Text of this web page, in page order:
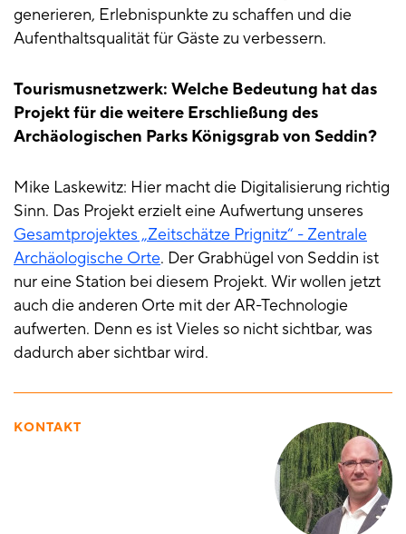
generieren, Erlebnispunkte zu schaffen und die
Aufenthaltsqualität für Gäste zu verbessern.
Tourismusnetzwerk: Welche Bedeutung hat das
Projekt für die weitere Erschließung des
Archäologischen Parks Königsgrab von Seddin?
Mike Laskewitz: Hier macht die Digitalisierung richtig
Sinn. Das Projekt erzielt eine Aufwertung unseres
Gesamtprojektes „Zeitschätze Prignitz“ - Zentrale
Archäologische Orte. Der Grabhügel von Seddin ist
nur eine Station bei diesem Projekt. Wir wollen jetzt
auch die anderen Orte mit der AR-Technologie
aufwerten. Denn es ist Vieles so nicht sichtbar, was
dadurch aber sichtbar wird.
KONTAKT